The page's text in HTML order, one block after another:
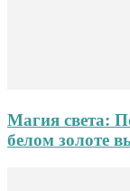
Магия света:
белом золоте